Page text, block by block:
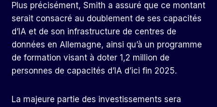
Plus précisément, Smith a assuré que ce montant
serait consacré au doublement de ses capacités
d’IA et de son infrastructure de centres de
données en Allemagne, ainsi qu’à un programme
de formation visant à doter 1,2 million de
personnes de capacités d’IA d’ici fin 2025.
La majeure partie des investissements sera